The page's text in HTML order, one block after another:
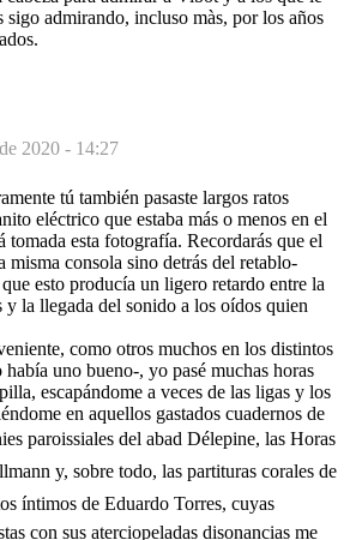
sigo admirando, incluso màs, por los años
2020 - 14:27
tú también pasaste largos ratos
eléctrico que estaba más o menos en el
tomada esta fotografía. Recordarás que el
misma consola sino detrás del retablo-
esto producía un ligero retardo entre la
y la llegada del sonido a los oídos quien
como otros muchos en los distintos
uno bueno-, yo pasé muchas horas
escapándome a veces de las ligas y los
en aquellos gastados cuadernos de
paroissiales del abad Délepine, las Horas
y, sobre todo, las partituras corales de
íntimos de Eduardo Torres, cuyas
con sus aterciopeladas disonancias me